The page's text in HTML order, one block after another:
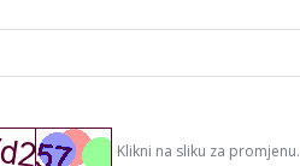
Klikni na sliku za promjenu.